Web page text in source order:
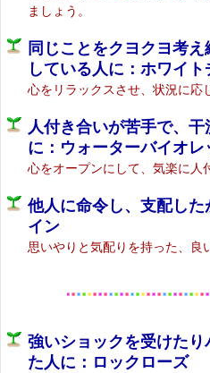
ましょう。
同じことをクヨクヨ考
している人に：ホワイト
心をリラックスさせ、状況に応
人付き合いが苦手で、
に：ウォーターバイオレ
心をオープンにして、気楽に人
他人に命令し、支配し
イン
思いやりと気配りを持った、良
強いショックを受けた
た人に：ロックローズ